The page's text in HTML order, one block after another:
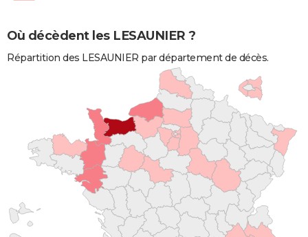
Où décèdent les LESAUNIER ?
Répartition des LESAUNIER par département de décès.